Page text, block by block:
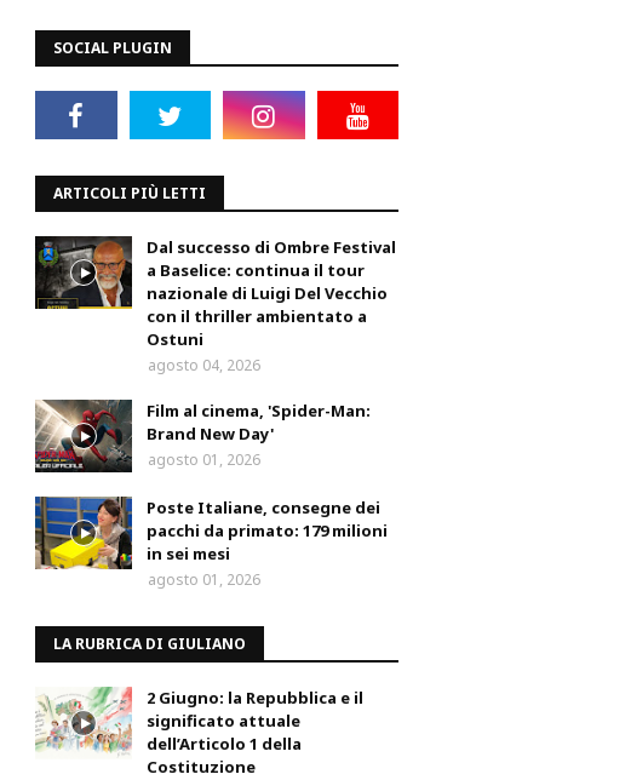
SOCIAL PLUGIN
ARTICOLI PIÙ LETTI
Dal successo di Ombre Festival
a Baselice: continua il tour
nazionale di Luigi Del Vecchio
con il thriller ambientato a
Ostuni
agosto 04, 2026
Film al cinema, 'Spider-Man:
Brand New Day'
agosto 01, 2026
Poste Italiane, consegne dei
pacchi da primato: 179 milioni
in sei mesi
agosto 01, 2026
LA RUBRICA DI GIULIANO
2 Giugno: la Repubblica e il
significato attuale
dell’Articolo 1 della
Costituzione